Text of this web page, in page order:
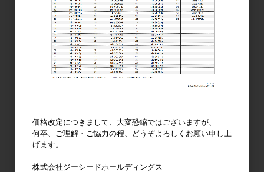
価格改定につきまして、大変恐縮ではございますが、
何卒、ご理解・ご協力の程、どうぞよろしくお願い申し上
げます。
株式会社ジーシードホールディングス